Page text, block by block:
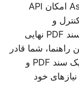
PDF ترکیب کنیم. کتابخانه Aspose.PDF امکان API
و
سفارشی‌سازی گسترده‌ای را بر روی سند PDF نهایی
شما قادر
به اضافه کردن تصاویر JPG متعدد به یک سند PDF و
خود